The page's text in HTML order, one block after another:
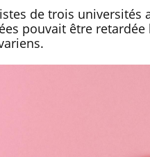
de trois
pouvait être retardée